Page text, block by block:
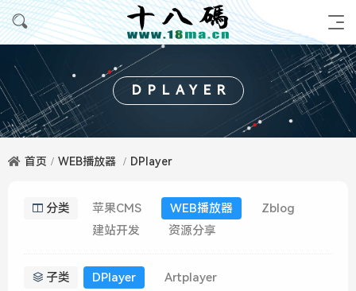
DPLAYER
首页 WEB播放器 DPlayer
分类 苹果CMS WEB播放器
Zblog
建站开发
资源分享
子类 DPlayer
Artplayer